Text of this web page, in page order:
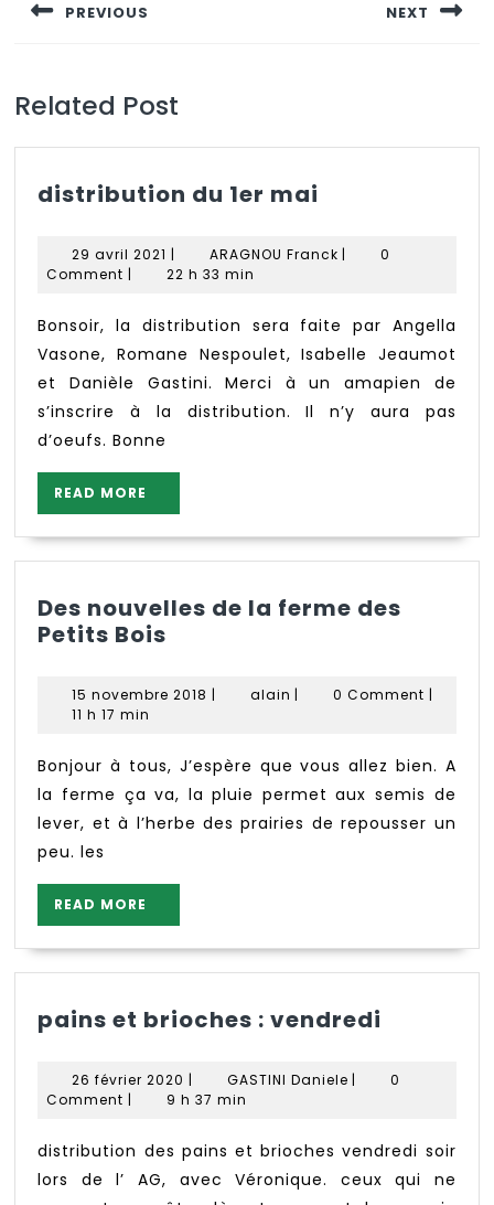
l’article
PREVIOUS NEXT
Related Post
distribution du 1er mai
1er
29 avril 2021 29
avril
| ARAGNOU FranckARAGNOU
|
0
Comment | 22 h 33 min
Bonsoir, la distribution sera faite par Angella
Vasone, Romane Nespoulet, Isabelle Jeaumot
et Danièle Gastini. Merci à un amapien de
s’inscrire à la distribution. Il n’y aura pas
d’oeufs. Bonne
READ MORE
MORE
Des nouvelles de la ferme des
Petits Bois
de
des
Petits
Bois
15 novembre 2018 15| alain alain
| 0 Comment |
11 h 17 min
Bonjour à tous, J’espère que vous allez bien. A
la ferme ça va, la pluie permet aux semis de
lever, et à l’herbe des prairies de repousser un
peu. les
READ MORE
MORE
pains et brioches : vendredi
brioches
26 février 2020 26
février
| GASTINI DanieleGASTINI
|
0
Comment | 9 h 37 min
distribution des pains et brioches vendredi soir
lors de l’ AG, avec Véronique. ceux qui ne